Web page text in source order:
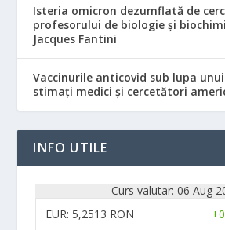
Isteria omicron dezumflată de
profesorului de biologie și
Jacques Fantini
Vaccinurile anticovid sub lupa
stimați medici și cercetători
INFO UTILE
Curs valutar: 06 Aug
EUR: 5,2513 RON